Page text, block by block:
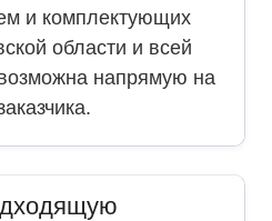
и комплектующих
области и всей
напрямую на